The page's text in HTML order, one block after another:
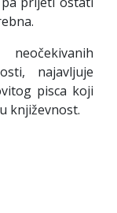
najavljuje
pisca koji
književnost.